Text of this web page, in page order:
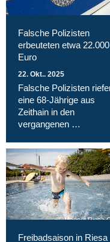
Falsche Polizisten
erbeuteten etwa 22.000
Euro
22. Okt.. 2025
Falsche Polizisten
eine 68-Jährige aus
Zeithain in den
vergangenen …
Magnet Riesa
Freibadsaison in Riesa